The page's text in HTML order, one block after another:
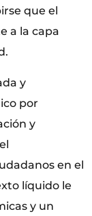
que el
a la capa
y
por
y
en el
líquido le
y un